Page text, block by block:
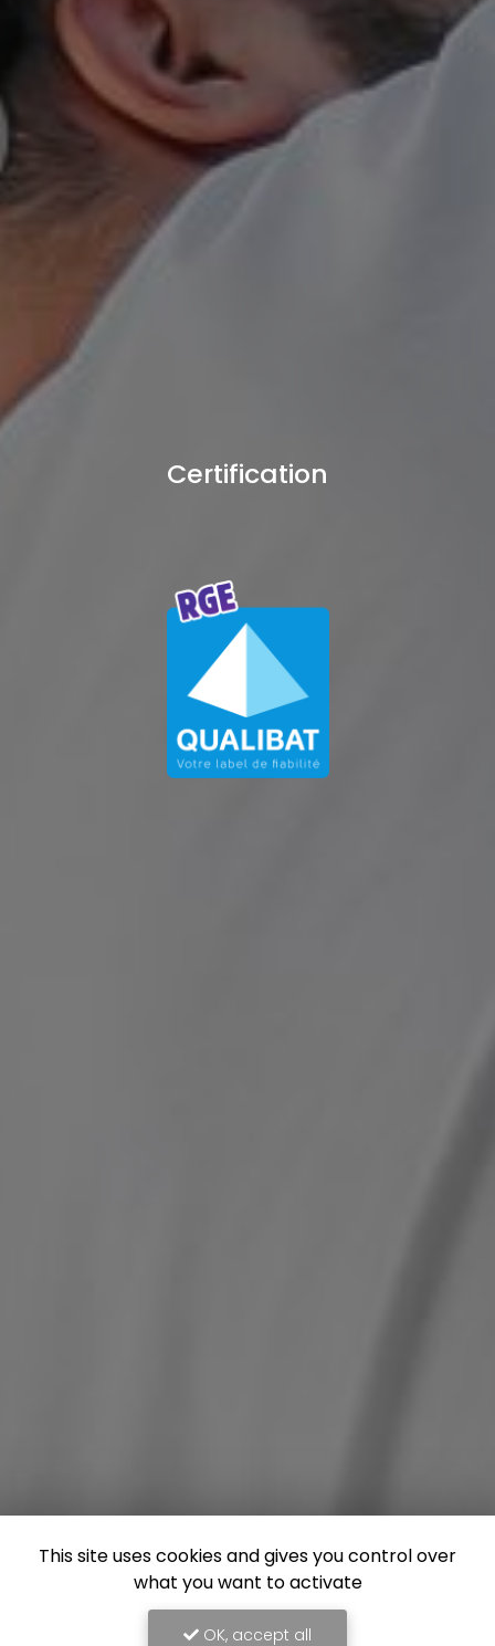
Certification
This site uses cookies and gives you control over
what you want to activate
OK, accept all